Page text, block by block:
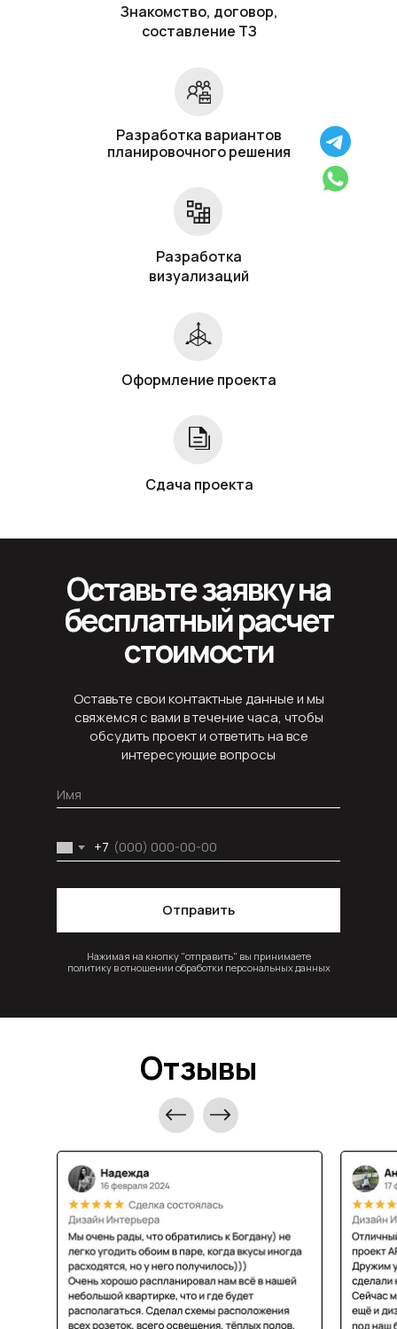
Знакомство, договор,
составление ТЗ
Разработка вариантов
планировочного решения
Разработка
визуализаций
Оформление проекта
Сдача проекта
Оставьте заявку на
бесплатный расчет
стоимости
Оставьте свои контактные данные и мы
свяжемся с вами в течение часа, чтобы
обсудить проект и ответить на все
интересующие вопросы
+7
Отправить
Нажимая на кнопку "отправить" вы принимаете
политику в отношении обработки персональных данных
Отзывы